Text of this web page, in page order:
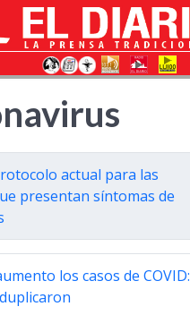
actual para las
presentan síntomas de
los casos de COVID: